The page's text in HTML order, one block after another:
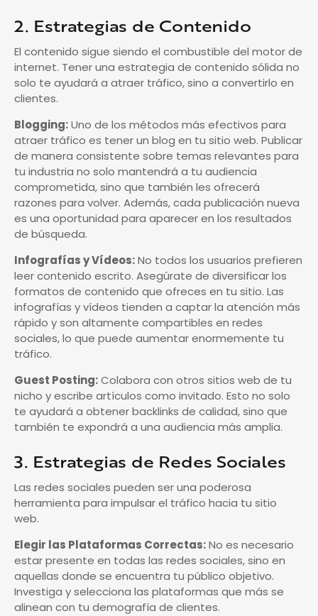
2. Estrategias de Contenido
El contenido sigue siendo el combustible del motor de
internet. Tener una estrategia de contenido sólida no
solo te ayudará a atraer tráfico, sino a convertirlo en
clientes.
Blogging:Uno de los métodos más efectivos para
atraer tráfico es tener un blog en tu sitio web. Publicar
de manera consistente sobre temas relevantes para
tu industria no solo mantendrá a tu audiencia
comprometida, sino que también les ofrecerá
razones para volver. Además, cada publicación nueva
es una oportunidad para aparecer en los resultados
de búsqueda.
Infografías y Vídeos:No todos los usuarios prefieren
leer contenido escrito. Asegúrate de diversificar los
formatos de contenido que ofreces en tu sitio. Las
infografías y vídeos tienden a captar la atención más
rápido y son altamente compartibles en redes
sociales, lo que puede aumentar enormemente tu
tráfico.
Guest Posting:Colabora con otros sitios web de tu
nicho y escribe artículos como invitado. Esto no solo
te ayudará a obtener backlinks de calidad, sino que
también te expondrá a una audiencia más amplia.
3. Estrategias de Redes Sociales
Las redes sociales pueden ser una poderosa
herramienta para impulsar el tráfico hacia tu sitio
web.
Elegir las Plataformas Correctas:No es necesario
estar presente en todas las redes sociales, sino en
aquellas donde se encuentra tu público objetivo.
Investiga y selecciona las plataformas que más se
alinean con tu demografía de clientes.